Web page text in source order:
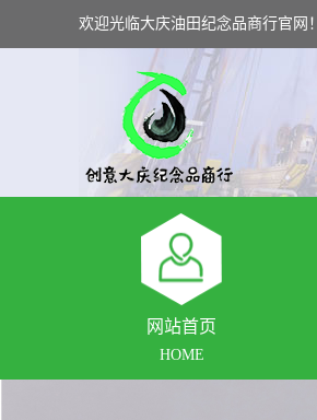
欢迎光临大庆油田纪念品商行官网！
网站首页
HOME